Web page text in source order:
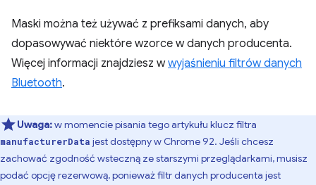
Maski można też używać z prefiksami danych, aby
dopasowywać niektóre wzorce w danych producenta.
Więcej informacji znajdziesz wwyjaśnieniu filtrów danych
Bluetooth.
Uwaga:w momencie pisania tego artykułu klucz filtra
manufacturerData jest dostępny w Chrome 92. Jeśli chcesz
zachować zgodność wsteczną ze starszymi przeglądarkami, musisz
podać opcję rezerwową, ponieważ filtr danych producenta jest